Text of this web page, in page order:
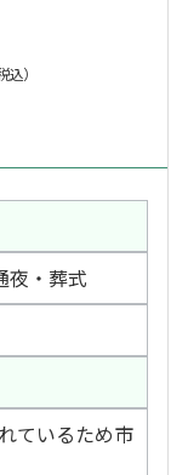
込）
夜・葬式
ているため市